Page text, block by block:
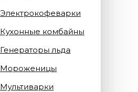
Электрокофеварки
Кухонные комбайны
Генераторы льда
Мороженицы
Мультиварки